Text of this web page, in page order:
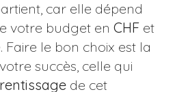
car elle dépend
votre budget en CHFet
Faire le bon choix est la
succès, celle qui
de cet